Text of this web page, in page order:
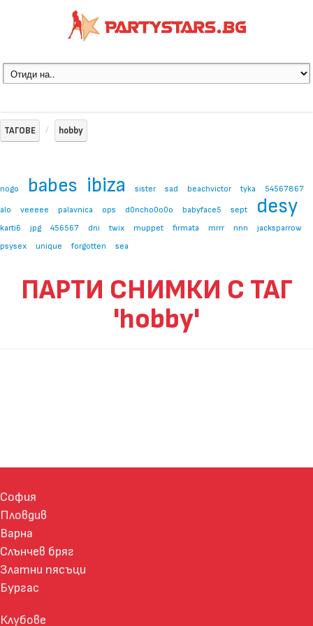
ТАГОВЕ hobby
nogo babes ibiza sister sad beachvictor tyka
54567867
alo
veeeee palavnica ops d0ncho0o0o babyface5 sept desy
karti6 jpg 456567 dni twix muppet firmata mrrr nnn
jacksparrow
psysex
unique forgotten sea
ПАРТИ СНИМКИ С ТАГ
'hobby'
София
Пловдив
Варна
Слънчев бряг
Златни пясъци
Бургас
Клубове